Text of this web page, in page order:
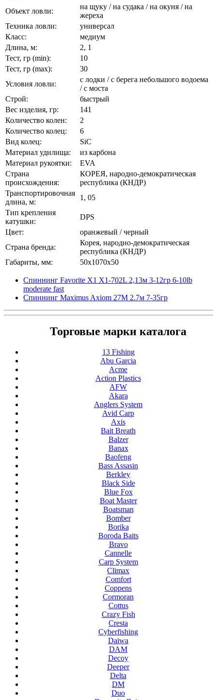
Объект ловли:
на щуку / на судака / на окуня / на
жереха
Техника ловли:
универсал
Класс:
медиум
Длина, м:
2, 1
Тест, гр (min):
10
Тест, гр (max):
30
Условия ловли:
с лодки / с берега небольшого водоема
/ с моста
Строй:
быстрый
Вес изделия, гр:
141
Количество колен:
2
Количество колец:
6
Вид колец:
SiC
Материал удилища:
из карбона
Материал рукоятки:
EVA
Страна
происхождения:
КОРЕЯ, народно-демократическая
республика (КНДР)
Транспортировочная
длина, м:
1, 05
Тип крепления
катушки:
DPS
Цвет:
оранжевый / черный
Страна бренда:
Корея, народно-демократическая
республика (КНДР)
Габариты, мм:
50x1070x50
Спиннинг Favorite X1 X1-702L 2,13м 3-12гр 6-10lb
moderate fast
Спиннинг Maximus Axiom 27M 2.7м 7-35гр
Торговые марки каталога
13 Fishing
Abu Garcia
Acme
Action Plastics
AFW
Akara
Anglers System
Avid Carp
Axis
Bait Breath
Balzer
Banax
Baofeng
Bass Assasin
Berkley
Black Side
Blue Fox
Boat Master
Boatsman
Bomber
Borika
Boroda Baits
Bravo
Cannelle
Carp System
Climax
Comfort
Coppens
Cormoran
Cottus
Crazy Fish
Cresta
Cyberfishing
Daiwa
DAM
Decoy
Deeper
Delta
DM
Duo